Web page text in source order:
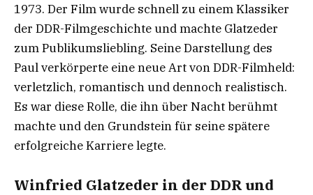
1973. Der Film wurde schnell zu einem Klassiker
der DDR-Filmgeschichte und machte Glatzeder
zum Publikumsliebling. Seine Darstellung des
Paul verkörperte eine neue Art von DDR-Filmheld:
verletzlich, romantisch und dennoch realistisch.
Es war diese Rolle, die ihn über Nacht berühmt
machte und den Grundstein für seine spätere
erfolgreiche Karriere legte.
Winfried Glatzeder in der DDR und